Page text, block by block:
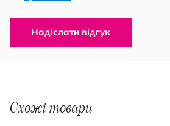
Надіслати відгук
Схожі товари